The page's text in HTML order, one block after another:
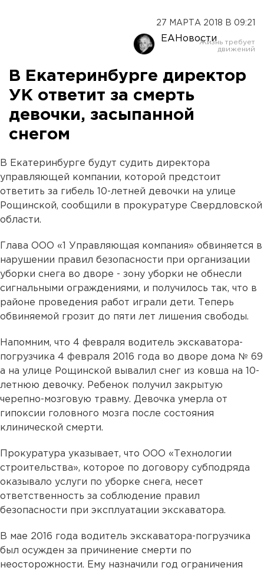
27 МАРТА 2018 В 09:21
ЕАНовости
В Екатеринбурге директор
УК ответит за смерть
девочки, засыпанной
снегом
В Екатеринбурге будут судить директора
управляющей компании, которой предстоит
ответить за гибель 10-летней девочки на улице
Рощинской, сообщили в прокуратуре Свердловской
области.
Глава ООО «1 Управляющая компания» обвиняется в
нарушении правил безопасности при организации
уборки снега во дворе - зону уборки не обнесли
сигнальными ограждениями, и получилось так, что в
районе проведения работ играли дети. Теперь
обвиняемой грозит до пяти лет лишения свободы.
Напомним, что 4 февраля водитель экскаватора-
погрузчика 4 февраля 2016 года во дворе дома № 69
а на улице Рощинской вывалил снег из ковша на 10-
летнюю девочку. Ребенок получил закрытую
черепно-мозговую травму. Девочка умерла от
гипоксии головного мозга после состояния
клинической смерти.
Прокуратура указывает, что ООО «Технологии
строительства», которое по договору субподряда
оказывало услуги по уборке снега, несет
ответственность за соблюдение правил
безопасности при эксплуатации экскаватора.
В мае 2016 года водитель экскаватора-погрузчика
был осужден за причинение смерти по
неосторожности. Ему назначили год ограничения